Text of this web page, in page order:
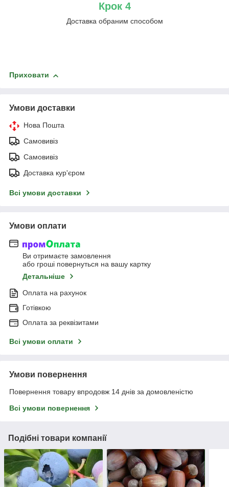
Крок 4
Доставка обраним способом
Приховати
Умови доставки
Нова Пошта
Самовивіз
Самовивіз
Доставка кур'єром
Всі умови доставки
Умови оплати
Ви отримаєте замовлення
або гроші повернуться на вашу картку
Детальніше
Оплата на рахунок
Готівкою
Оплата за реквізитами
Всі умови оплати
Умови повернення
Повернення товару впродовж 14 днів за домовленістю
Всі умови повернення
Подібні товари компанії